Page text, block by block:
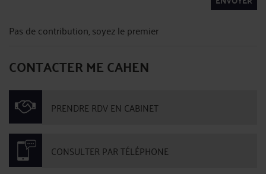
Pas de contribution, soyez le premier
CONTACTER ME CAHEN
PRENDRE RDV EN CABINET
CONSULTER PAR TÉLÉPHONE